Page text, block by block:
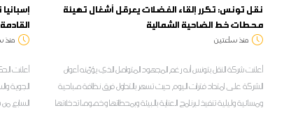
منذ
الجوية
السابع
نقل تونس: تكرر إلقاء الفضلات يعرقل أشغال تهيئة
محطات خط الضاحية الشمالية
منذ ساعتين
أعلنت شركة النقل بتونس أنه رغم المجهود المتواصل الذي يؤمّنه أعوان
الشركة على امتداد فترات اليوم حيث تسهر بالتداول فرق نظافة صباحية
ومسائية وليلية تنفيذ لبرنامج العناية بالبيئة وبمحطاتها وخصوصا تدخلاتها